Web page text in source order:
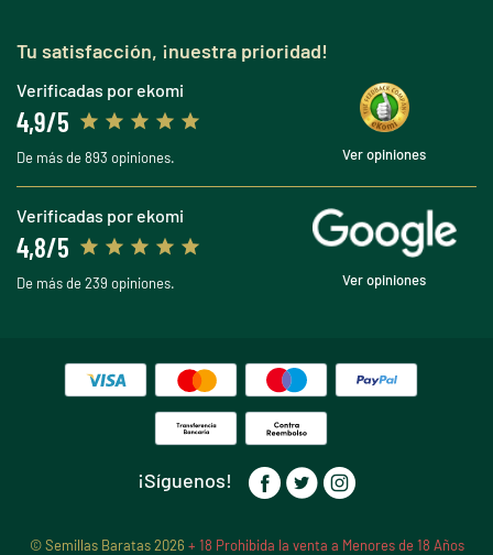
Tu satisfacción, ¡nuestra prioridad!
Verificadas por ekomi
4,9/5
De más de 893 opiniones. Ver opiniones
Verificadas por ekomi
4,8/5
De más de 239 opiniones. Ver opiniones
¡Síguenos!
© Semillas Baratas 2026 + 18 Prohibida la venta a Menores de 18 Años